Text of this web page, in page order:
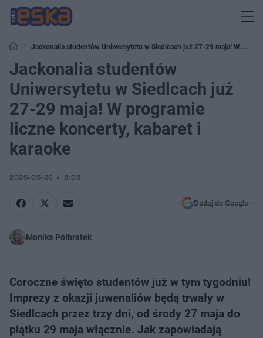
Jackonalia studentów Uniwersytetu w Siedlcach już 27-29 maja! W
programie liczne koncerty, kabaret i karaoke
Jackonalia studentów
Uniwersytetu w Siedlcach już
27-29 maja! W programie
liczne koncerty, kabaret i
karaoke
2026-05-26 9:08
Dodaj do Google
Monika Półbratek
Coroczne święto studentów już w tym tygodniu!
Imprezy z okazji juwenaliów będą trwały w
Siedlcach przez trzy dni, od środy 27 maja do
piątku 29 maja włącznie. Jak zapowiadają